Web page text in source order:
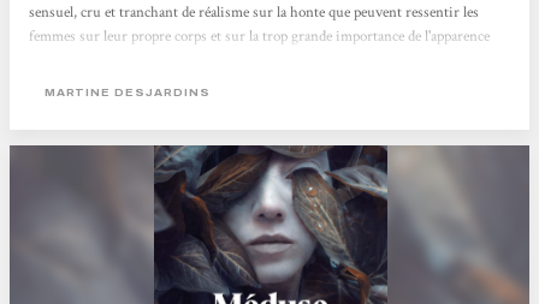
sensuel, cru et tranchant de réalisme sur la honte que peuvent ressentir les
femmes sur leur propre corps et sur la trop grande importance de l'apparence
de cœur !
MARTINE DESJARDINS